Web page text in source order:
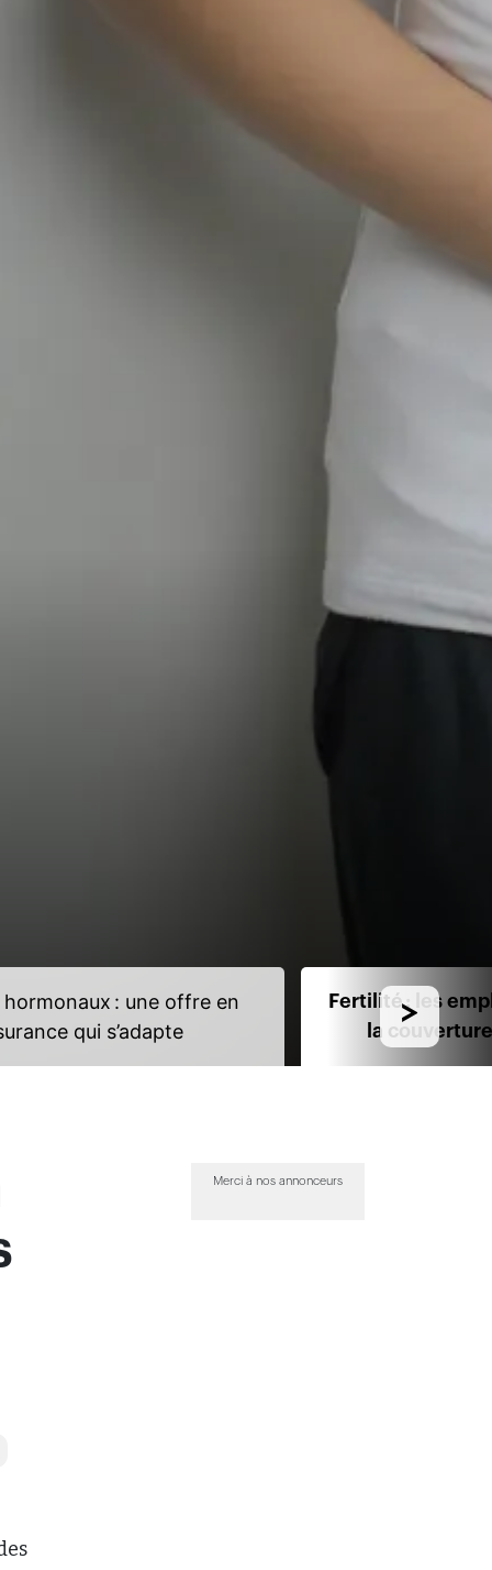
: une offre en
qui s’adapte
Fertilité : les
la
Merci à nos annonceurs